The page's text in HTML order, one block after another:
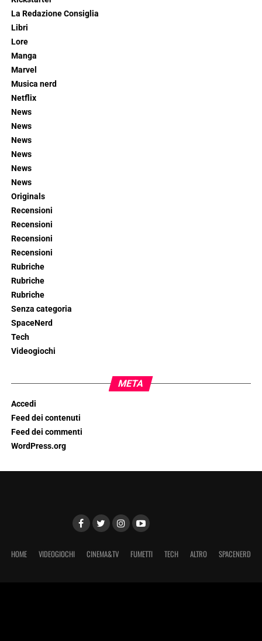
La Redazione Consiglia
Libri
Lore
Manga
Marvel
Musica nerd
Netflix
News
News
News
News
News
News
Originals
Recensioni
Recensioni
Recensioni
Recensioni
Rubriche
Rubriche
Rubriche
Senza categoria
SpaceNerd
Tech
Videogiochi
META
Accedi
Feed dei contenuti
Feed dei commenti
WordPress.org
HOME VIDEOGIOCHI CINEMA&TV FUMETTI TECH ALTRO SPACENERD